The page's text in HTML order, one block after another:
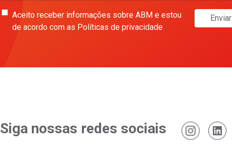
Aceito receber informações sobre ABM e estou
de acordo com as Políticas de privacidade
Enviar
Siga nossas redes sociais